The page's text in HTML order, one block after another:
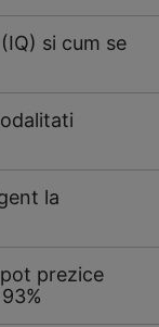
si cum se
la
prezice